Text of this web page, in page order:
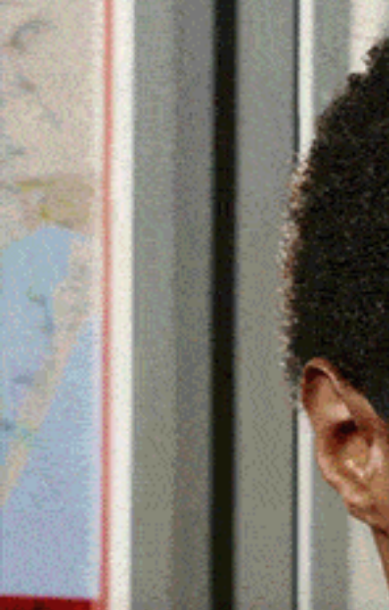
«IL COMUNE DI
FINANZIAMENTO PER
19 Luglio 2024, 11:13